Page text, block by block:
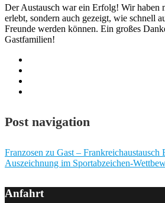
Der Austausch war ein Erfolg! Wir haben
erlebt, sondern auch gezeigt, wie schnell
Freunde werden können. Ein großes
Gastfamilien!
Post navigation
Franzosen zu Gast – Frankreichaustausch
Auszeichnung im Sportabzeichen-
Anfahrt